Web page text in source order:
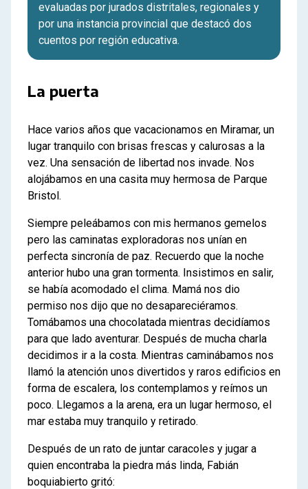
evaluadas por jurados distritales, regionales y
por una instancia provincial que destacó dos
cuentos por región educativa.
La puerta
Hace varios años que vacacionamos en Miramar, un
lugar tranquilo con brisas frescas y calurosas a la
vez. Una sensación de libertad nos invade. Nos
alojábamos en una casita muy hermosa de Parque
Bristol.
Siempre peleábamos con mis hermanos gemelos
pero las caminatas exploradoras nos unían en
perfecta sincronía de paz. Recuerdo que la noche
anterior hubo una gran tormenta. Insistimos en salir,
se había acomodado el clima. Mamá nos dio
permiso nos dijo que no desapareciéramos.
Tomábamos una chocolatada mientras decidíamos
para que lado aventurar. Después de mucha charla
decidimos ir a la costa. Mientras caminábamos nos
llamó la atención unos divertidos y raros edificios en
forma de escalera, los contemplamos y reímos un
poco. Llegamos a la arena, era un lugar hermoso, el
mar estaba muy tranquilo y retirado.
Después de un rato de juntar caracoles y jugar a
quien encontraba la piedra más linda, Fabián
boquiabierto gritó: